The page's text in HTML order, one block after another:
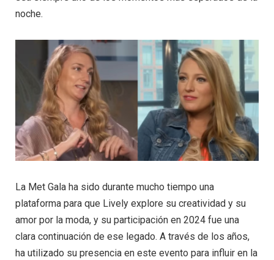
noche.
La Met Gala ha sido durante mucho tiempo una
plataforma para que Lively explore su creatividad y su
amor por la moda, y su participación en 2024 fue una
clara continuación de ese legado. A través de los años,
ha utilizado su presencia en este evento para influir en la